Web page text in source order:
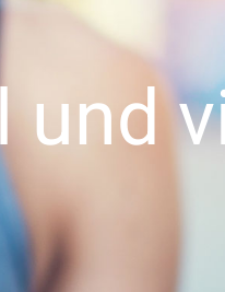
und